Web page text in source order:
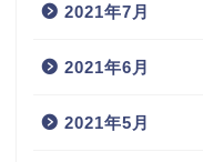
2021年7月
2021年6月
2021年5月